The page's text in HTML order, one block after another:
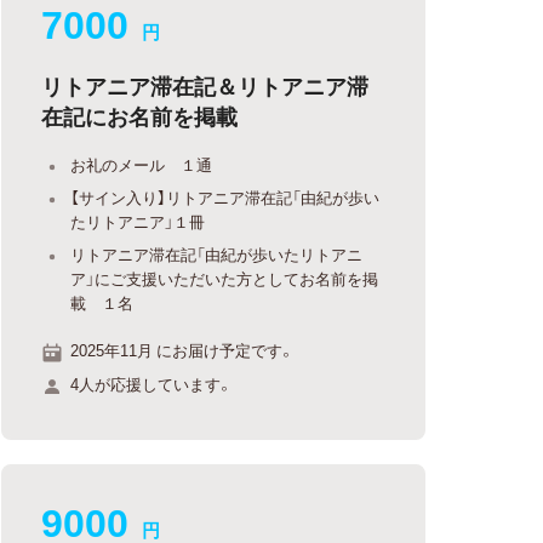
7000 円
リトアニア滞在記＆リトアニア滞
在記にお名前を掲載
お礼のメール １通
【サイン入り】リトアニア滞在記「由紀が歩い
たリトアニア」１冊
リトアニア滞在記「由紀が歩いたリトアニ
ア」にご支援いただいた方としてお名前を掲
載 １名
2025年11月 にお届け予定です。
4人が応援しています。
9000 円